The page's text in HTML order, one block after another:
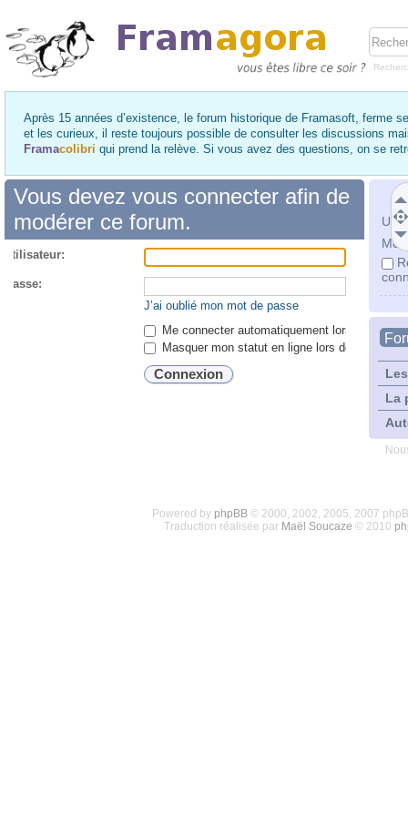
Après 15 années d’existence, le forum historique de Framasoft, ferme
et les curieux, il reste toujours possible de consulter les discussions
Framacolibri qui prend la relève. Si vous avez des questions, on se
Mot
La
Vous devez vous connecter afin de
modérer ce forum.
passe:
J’ai oublié mon mot de passe
Me connecter automatiquement lors de
Masquer mon statut en ligne lors de cette
Powered by phpBB© 2000, 2002, 2005, 2007
Traduction réalisée par Maël Soucaze © 2010